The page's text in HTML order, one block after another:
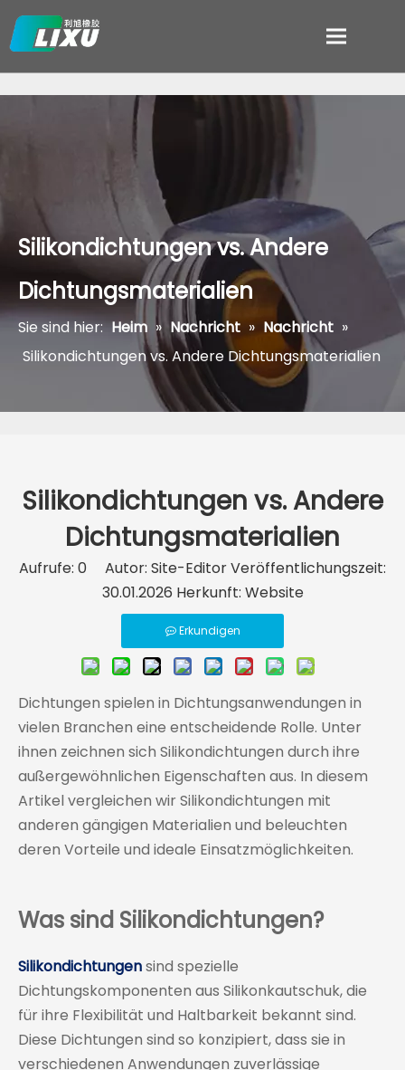
Silikondichtungen vs. Andere
Dichtungsmaterialien
Sie sind hier: Heim » Nachricht » Nachricht »
Silikondichtungen vs. Andere Dichtungsmaterialien
Silikondichtungen vs. Andere
Dichtungsmaterialien
Aufrufe: 0 Autor: Site-Editor Veröffentlichungszeit:
30.01.2026 Herkunft: Website
Erkundigen
Dichtungen spielen in Dichtungsanwendungen in
vielen Branchen eine entscheidende Rolle. Unter
ihnen zeichnen sich Silikondichtungen durch ihre
außergewöhnlichen Eigenschaften aus. In diesem
Artikel vergleichen wir Silikondichtungen mit
anderen gängigen Materialien und beleuchten
deren Vorteile und ideale Einsatzmöglichkeiten.
Was sind Silikondichtungen?
Silikondichtungensind spezielle
Dichtungskomponenten aus Silikonkautschuk, die
für ihre Flexibilität und Haltbarkeit bekannt sind.
Diese Dichtungen sind so konzipiert, dass sie in
verschiedenen Anwendungen zuverlässige